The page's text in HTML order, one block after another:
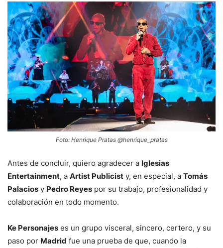
Foto: Henrique Pratas @henrique_pratas
Antes de concluir, quiero agradecer a Iglesias
Entertainment, a Artist Publicist y, en especial, a Tomás
Palacios y Pedro Reyes por su trabajo, profesionalidad y
colaboración en todo momento.
Ke Personajes es un grupo visceral, sincero, certero, y su
paso por Madrid fue una prueba de que, cuando la